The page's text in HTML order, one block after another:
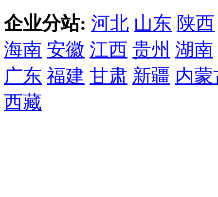
企业分站: 河北 山东 陕西
海南 安徽 江西 贵州 湖南
广东 福建 甘肃 新疆 内蒙
西藏